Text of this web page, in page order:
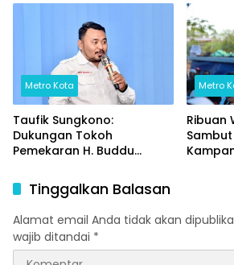
Palangga
Metro Kota
Taufik Sungkono:
Dukungan Tokoh
Pemekaran H. Buddu
Perjuangan Untuk
Pasangan ASMARA Dalam
Pilkada Kolaka Timur 2024
Metro
Ribuan
Tinggalkan Balasan
Alamat email Anda tidak akan
wajib ditandai *